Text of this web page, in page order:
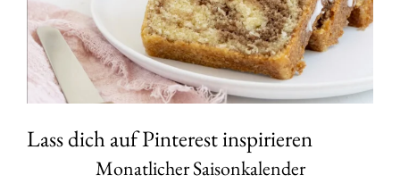
Lass dich auf Pinterest inspirieren
Monatlicher Saisonkalender